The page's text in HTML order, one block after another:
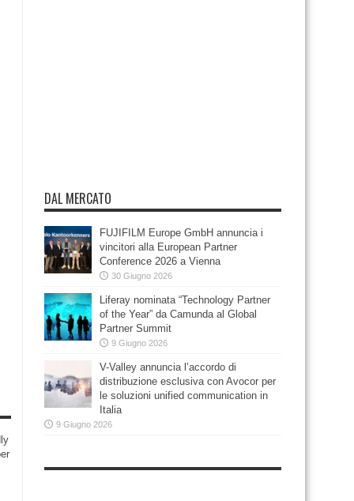
DAL MERCATO
FUJIFILM Europe GmbH annuncia i
vincitori alla European Partner
Conference 2026 a Vienna
30 Giugno 2026
Liferay nominata “Technology Partner
of the Year” da Camunda al Global
Partner Summit
9 Giugno 2026
V-Valley annuncia l’accordo di
distribuzione esclusiva con Avocor per
le soluzioni unified communication in
Italia
9 Giugno 2026